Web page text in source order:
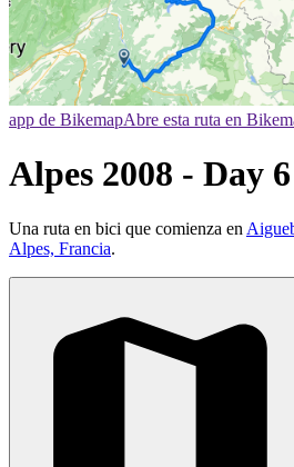
app de BikemapAbre esta ruta en
Alpes 2008 - Day
Una ruta en bici que comienza en
Alpes, Francia.